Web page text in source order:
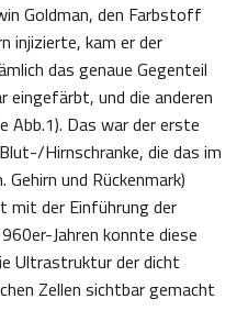
Goldman, den Farbstoff
injizierte, kam er der
das genaue Gegenteil
eingefärbt, und die anderen
Abb.1). Das war der erste
Hirnschranke, die das im
und Rückenmark)
mit der Einführung der
Jahren konnte diese
Ultrastruktur der dicht
Zellen sichtbar gemacht